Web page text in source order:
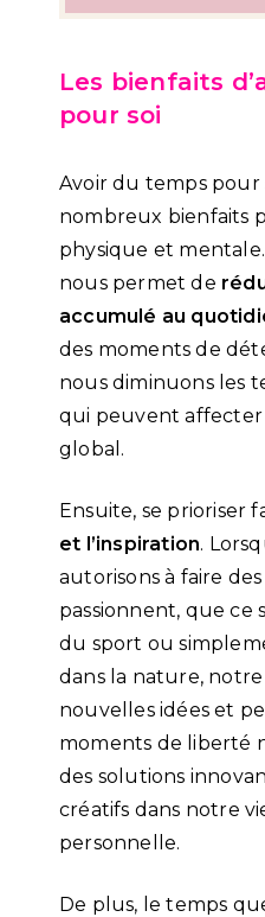
Les bienfaits
pour soi
Avoir du temps pour
nombreux bienfaits
physique et
nous permet de
accumulé au
des moments de
nous diminuons les
qui peuvent
global.
Ensuite, se prioriser
et l’inspiration.
autorisons à faire
passionnent, que ce
du sport ou
dans la nature, notre
nouvelles idées et
moments de liberté
des solutions
créatifs dans notre
personnelle.
De plus, le temps